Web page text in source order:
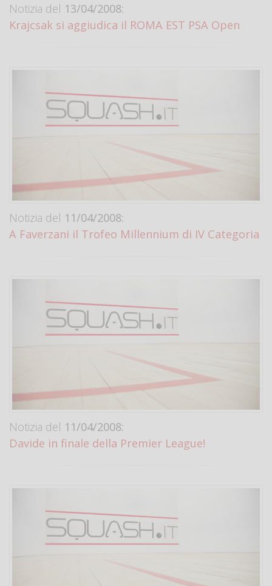
Notizia del 13/04/2008:
Krajcsak si aggiudica il ROMA EST PSA Open
Notizia del 11/04/2008:
A Faverzani il Trofeo Millennium di IV Categoria
Notizia del 11/04/2008:
Davide in finale della Premier League!